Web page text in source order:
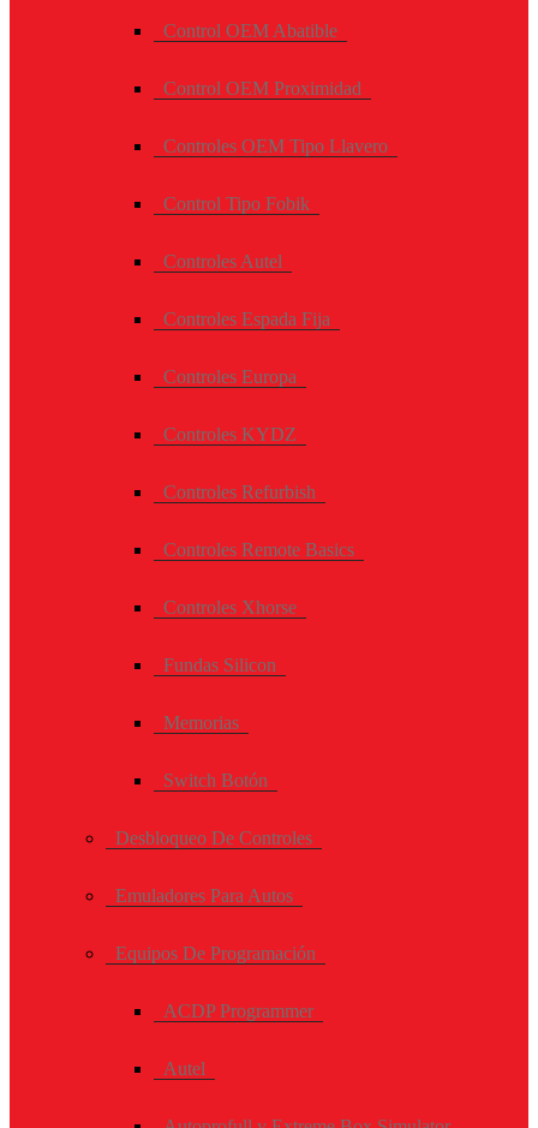
Control OEM Abatible
Control OEM Proximidad
Controles OEM Tipo Llavero
Control Tipo Fobik
Controles Autel
Controles Espada Fija
Controles Europa
Controles KYDZ
Controles Refurbish
Controles Remote Basics
Controles Xhorse
Fundas Silicon
Memorias
Switch Botón
Desbloqueo De Controles
Emuladores Para Autos
Equipos De Programación
ACDP Programmer
Autel